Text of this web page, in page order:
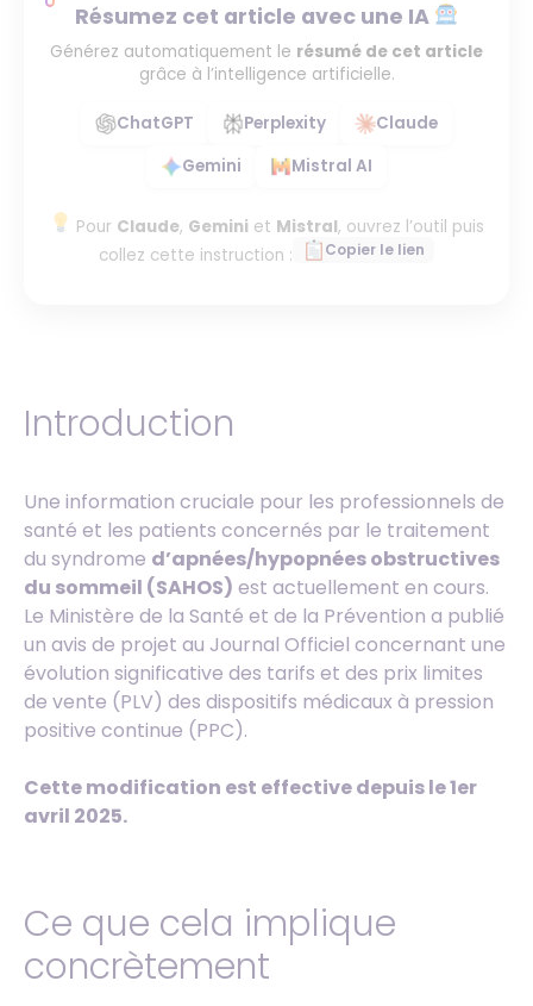
Résumez cet article avec une IA
Générez automatiquement le résumé de cet article
grâce à l’intelligence artificielle.
ChatGPT Perplexity
Claude
Gemini
Mistral AI
Pour Claude, Gemini et Mistral, ouvrez l’outil puis
collez cette instruction :
Copier le lien
Introduction
Une information cruciale pour les professionnels de
santé et les patients concernés par le traitement
du syndrome d’apnées/hypopnées obstructives
du sommeil (SAHOS) est actuellement en cours.
Le Ministère de la Santé et de la Prévention a publié
un avis de projet au Journal Officiel concernant une
évolution significative des tarifs et des prix limites
de vente (PLV) des dispositifs médicaux à pression
positive continue (PPC).
Cette modification est effective depuis le 1er
avril 2025.
Ce que cela implique
concrètement